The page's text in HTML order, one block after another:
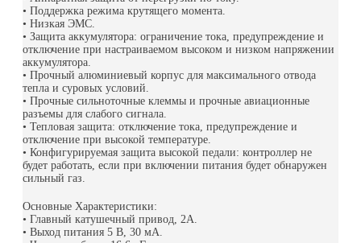
• Поддержка режима крутящего момента.
• Низкая ЭМС.
• Защита аккумулятора: ограничение тока, предупреждение и
отключение при настраиваемом высоком и низком напряжении
аккумулятора.
• Прочный алюминиевый корпус для максимального отвода
тепла и суровых условий.
• Прочные сильноточные клеммы и прочные авиационные
разъемы для слабого сигнала.
• Тепловая защита: отключение тока, предупреждение и
отключение при высокой температуре.
• Конфигурируемая защита высокой педали: контроллер не
будет работать, если при включении питания будет обнаружен
сильный газ.
Основные Характеристики:
• Главный катушечный привод, 2А.
• Выход питания 5 В, 30 мА.